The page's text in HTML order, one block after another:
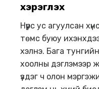
хэрэглэх
Нүүрс ус агуулсан
төмс буюу
хэлнэ. Бага
хоолны дэглэмээр
үздэг ч олон